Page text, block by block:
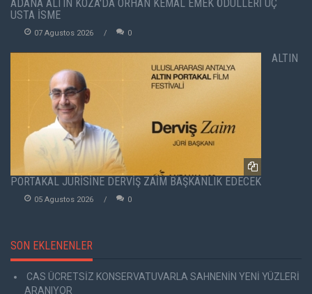
ADANA ALTIN KOZA'DA ORHAN KEMAL EMEK ÖDÜLLERİ ÜÇ
USTA İSME
07 Agustos 2026 0
ALTIN
PORTAKAL JÜRİSİNE DERVİŞ ZAİM BAŞKANLIK EDECEK
05 Agustos 2026 0
SON EKLENENLER
CAS ÜCRETSİZ KONSERVATUVARLA SAHNENİN YENİ YÜZLERİ
ARANIYOR